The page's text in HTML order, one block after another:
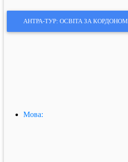
АНТРА-ТУР: ОСВІТА ЗА КОРДОНОМ
Мова: